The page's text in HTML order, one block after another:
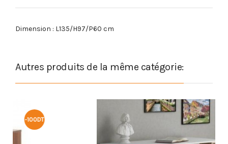
Dimension : L135/H97/P60 cm
Autres produits de la même catégorie:
-75DT